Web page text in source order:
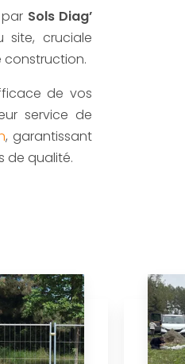
Sols Diag’
site, cruciale
de vos
service de
, garantissant
de qualité.